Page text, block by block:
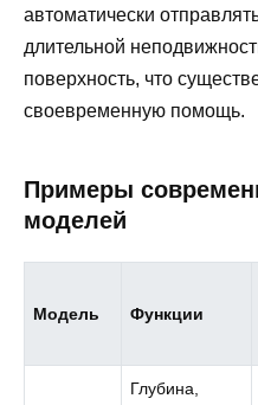
автоматически
длительной
поверхность, что
своевременную помощь.
Примеры
моделей
Модель Функции
Глубина,